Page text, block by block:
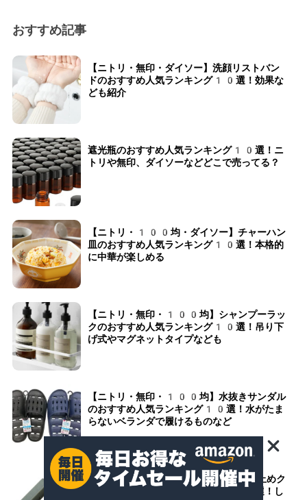
おすすめ記事
【ニトリ・無印・ダイソー】洗顔リストバン
ドのおすすめ人気ランキング10選！効果な
ども紹介
遮光瓶のおすすめ人気ランキング10選！ニ
トリや無印、ダイソーなどどこで売ってる？
【ニトリ・100均・ダイソー】チャーハン
皿のおすすめ人気ランキング10選！本格的
に中華が楽しめる
【ニトリ・無印・100均】シャンプーラッ
クのおすすめ人気ランキング10選！吊り下
げ式やマグネットタイプなども
【ニトリ・無印・100均】水抜きサンダル
のおすすめ人気ランキング10選！水がたま
らないベランダで履けるものなど
【ニトリ・無印・100均】食品用袋止めク
リップのおすすめ人気ランキング10選！し